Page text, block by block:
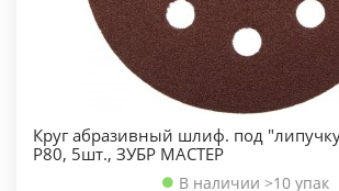
Круг абразивный шлиф. под
Р80, 5шт., ЗУБР МАСТЕР
В наличии >10 упак